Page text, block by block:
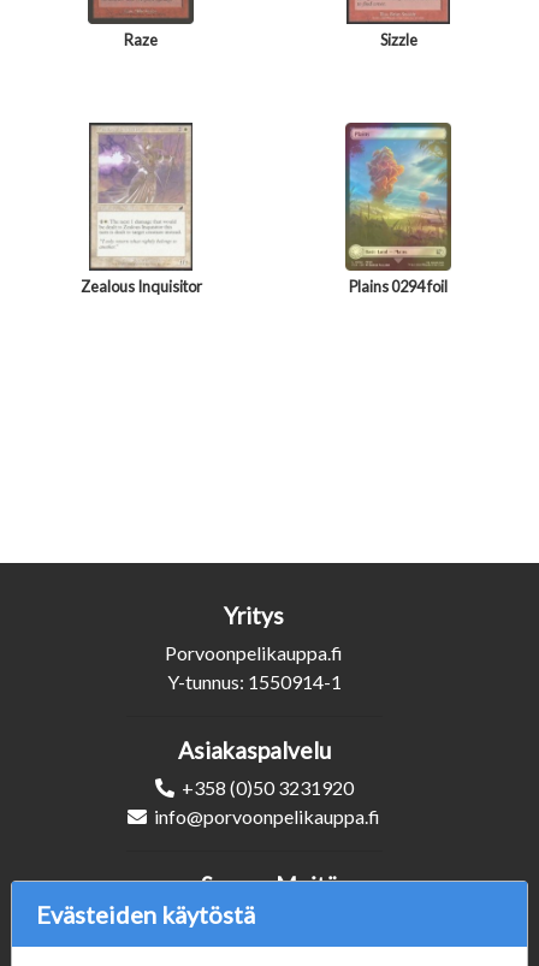
Raze Sizzle
Zealous Inquisitor Plains 0294 foil
Yritys
Porvoonpelikauppa.fi
Y-tunnus: 1550914-1
Asiakaspalvelu
+358 (0)50 3231920
info@porvoonpelikauppa.fi
Seuraa Meitä
Evästeiden käytöstä